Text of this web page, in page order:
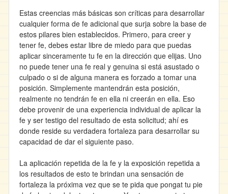
Estas creencias más básicas son críticas para desarrollar
cualquier forma de fe adicional que surja sobre la base de
estos pilares bien establecidos. Primero, para creer y
tener fe, debes estar libre de miedo para que puedas
aplicar sinceramente tu fe en la dirección que elijas. Uno
no puede tener una fe real y genuina si está asustado o
culpado o si de alguna manera es forzado a tomar una
posición. Simplemente mantendrán esta posición,
realmente no tendrán fe en ella ni creerán en ella. Eso
debe provenir de una experiencia individual de aplicar la
fe y ser testigo del resultado de esta solicitud; ahí es
donde reside su verdadera fortaleza para desarrollar su
capacidad de dar el siguiente paso.
La aplicación repetida de la fe y la exposición repetida a
los resultados de esto te brindan una sensación de
fortaleza la próxima vez que se te pida que pongat tu pie